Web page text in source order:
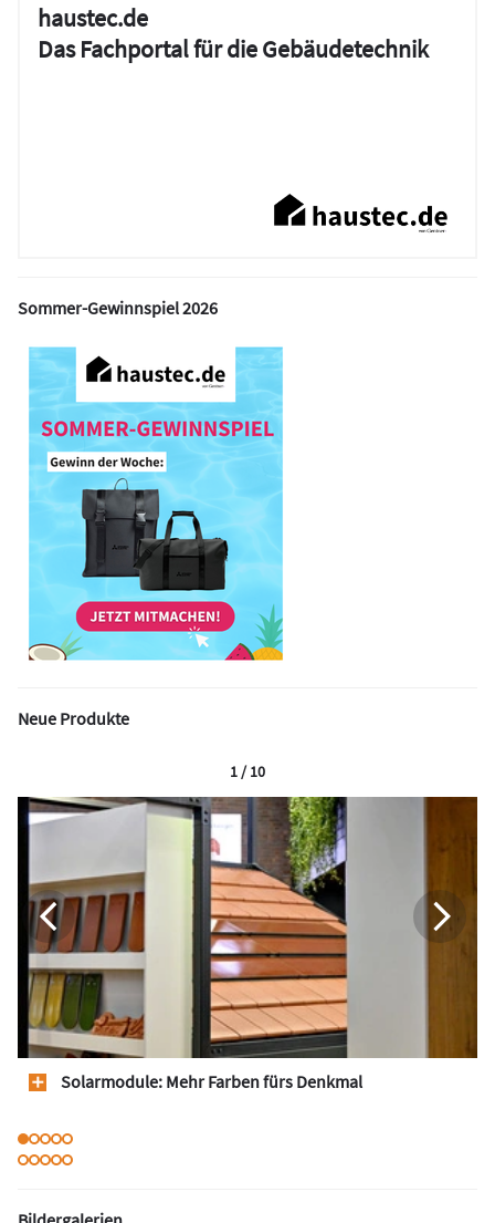
haustec.de
Das Fachportal für die Gebäudetechnik
Sommer-Gewinnspiel 2026
Neue Produkte
Solarmodule: Mehr Farben fürs Denkmal
1 / 10